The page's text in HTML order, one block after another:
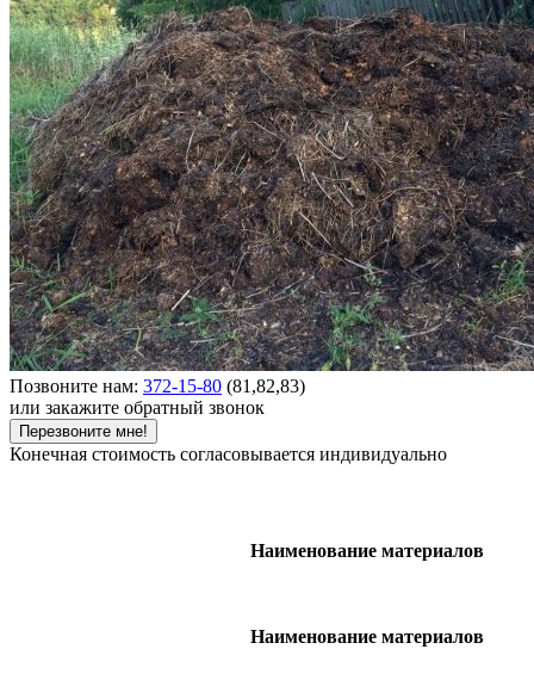
Позвоните нам: 372-15-80 (81,82,83)
или закажите обратный звонок
Перезвоните мне!
Конечная стоимость согласовывается индивидуально
Наименование материалов
Наименование материалов